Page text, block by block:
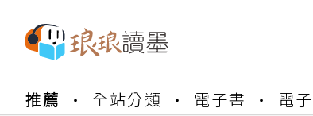
推薦 全站分類 電子書 電
【公告】琅琅讀墨數位閱讀資產